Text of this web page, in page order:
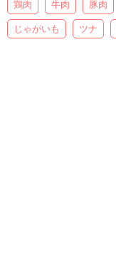
鶏肉 牛肉 豚肉
じゃがいも ツナ